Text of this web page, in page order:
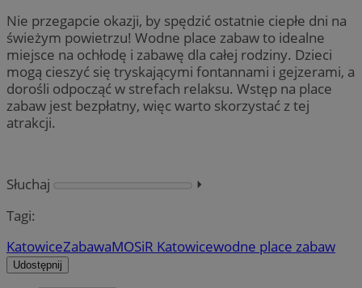
Nie przegapcie okazji, by spędzić ostatnie ciepłe dni na
świeżym powietrzu! Wodne place zabaw to idealne
miejsce na ochłodę i zabawę dla całej rodziny. Dzieci
mogą cieszyć się tryskającymi fontannami i gejzerami, a
dorośli odpocząć w strefach relaksu. Wstęp na place
zabaw jest bezpłatny, więc warto skorzystać z tej
atrakcji.
Słuchaj
⏵︎
Tagi:
KatowiceZabawaMOSiR Katowicewodne place zabaw
Udostępnij